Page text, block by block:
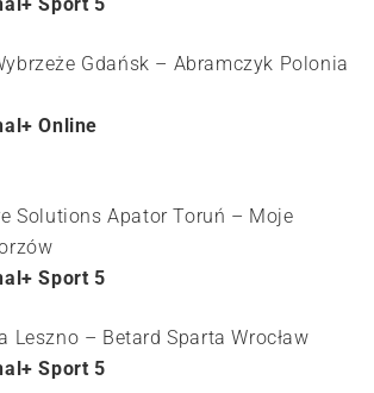
Gdańsk – Abramczyk Polonia
Online
Solutions Apator Toruń – Moje
Sport 5
Leszno – Betard Sparta Wrocław
Sport 5